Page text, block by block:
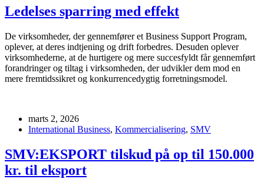
Ledelses sparring med effekt
De virksomheder, der gennemfører et Business Support Program,
oplever, at deres indtjening og drift forbedres. Desuden oplever
virksomhederne, at de hurtigere og mere succesfyldt får gennemført
forandringer og tiltag i virksomheden, der udvikler dem mod en
mere fremtidssikret og konkurrencedygtig forretningsmodel.
marts 2, 2026
International Business, Kommercialisering, SMV
SMV:EKSPORT tilskud på op til 150.000
kr. til eksport